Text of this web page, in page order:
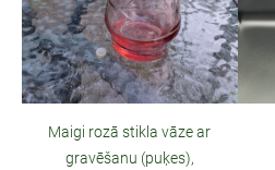
Maigi rozā stikla vāze ar
gravēšanu (puķes),